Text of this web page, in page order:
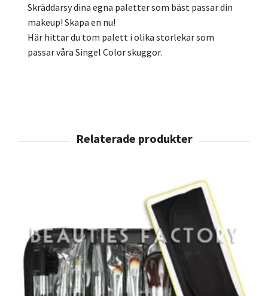
Skräddarsy dina egna paletter som bäst passar din
makeup! Skapa en nu!
Här hittar du tom palett i olika storlekar som
passar våra Singel Color skuggor.